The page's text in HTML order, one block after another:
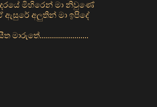
මිහිරෙන් මා නිවුණේ
ඇසුරේ අලුතින් මා ඉපිදේ
මාරුතේ........................